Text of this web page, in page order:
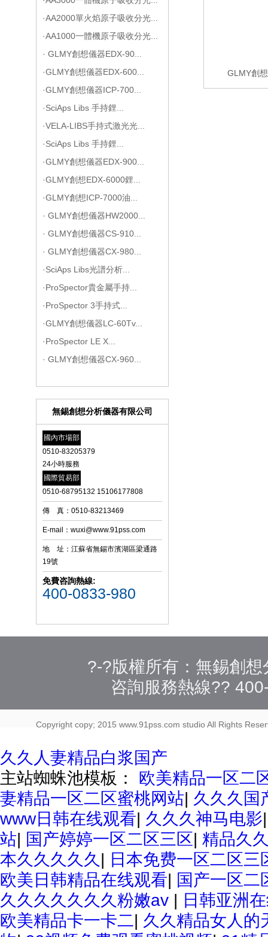
·AA2000單火焰原子吸收分光...
·AA1000一體機原子吸收分光...
· GLMY創想儀器EDX-90...
·GLMY創想儀器EDX-600...
·GLMY創想儀器ICP-700...
·SciAps Libs 手持鋰...
·VELA-LIBS手持式激光光...
·SciAps Libs 手持鋰...
·GLMY創想儀器EDX-900...
·GLMY創想EDX-6000鋰...
·GLMY創想ICP-7000油...
· GLMY創想儀器HW2000...
· GLMY創想儀器CS-910...
· GLMY創想儀器CX-980...
·SciAps Libs光譜分析...
·ProSpector貴金屬手持...
·ProSpector 3手持式...
·GLMY創想儀器LC-60Tv...
·ProSpector LE X...
· GLMY創想儀器CX-960...
無錫創想分析儀器有限公司
國內市場部
0510-83205379
24小時服務
國際貿易部
0510-68795132 15106177808
傳 真：0510-83213469
E-mail：wuxi@www.91pss.com
地 址：江蘇省無錫市濱湖區梁通路
19號
免費咨詢熱線:
400-0833-980
GLMY創
?-?版權所有：無錫創
咨詢服務熱線??
Copyright copy; 2015 www.91pss.com studio All Rights
久久人妻精品白浆国产
主站蜘蛛池模板： 欧美精品一区二
妻精品一区二区蜜桃网站| 久久久国
www日韩在线观看| 久久久神马电影
站| 国产婷婷一区二区三区| 精品久
本久久久久久 | 日本免费一区二区三
欧美日韩精品在线观看| 国产一区二
久久久久久久久粉嫩av | 日韩亚洲
欧美精品卡一卡二| 久久精品女人的